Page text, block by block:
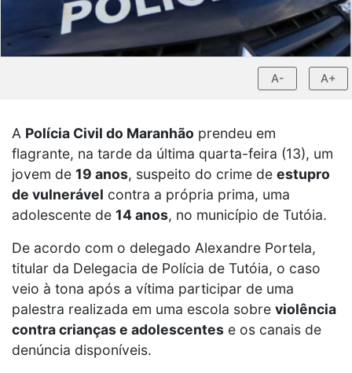
A- A+
A Polícia Civil do Maranhão prendeu em
flagrante, na tarde da última quarta-feira (13), um
jovem de 19 anos, suspeito do crime de estupro
de vulnerável contra a própria prima, uma
adolescente de 14 anos, no município de Tutóia.
De acordo com o delegado Alexandre Portela,
titular da Delegacia de Polícia de Tutóia, o caso
veio à tona após a vítima participar de uma
palestra realizada em uma escola sobre violência
contra crianças e adolescentes e os canais de
denúncia disponíveis.